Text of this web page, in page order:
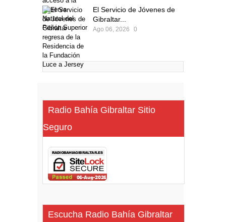
El Servicio de Jóvenes de
Gibraltar...
Ago 06, 2026 0
Radio Bahía Gibraltar Sitio
Seguro
Escucha Radio Bahía Gibraltar